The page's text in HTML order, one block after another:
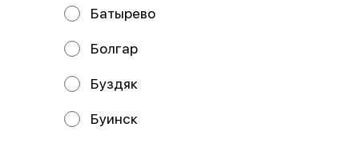
Батырево
Болгар
Буздяк
Буинск